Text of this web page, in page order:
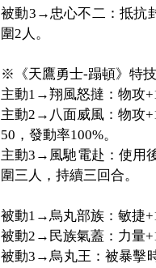
被動3→忠心不二：抵抗
圍2人。
※《天鷹勇士-蹋頓》特
主動1→翔風怒撻：物攻
主動2→八面威風：物攻
50，發動率100%。
主動3→風馳電赴：使用
圍三人，持續三回合。
被動1→烏丸部族：敏捷
被動2→民族氣蓋：力量
被動3→烏丸王：被暴擊